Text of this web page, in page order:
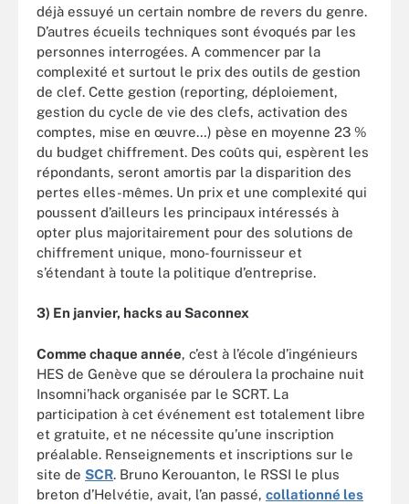
déjà essuyé un certain nombre de revers du genre.
D’autres écueils techniques sont évoqués par les
personnes interrogées. A commencer par la
complexité et surtout le prix des outils de gestion
de clef. Cette gestion (reporting, déploiement,
gestion du cycle de vie des clefs, activation des
comptes, mise en œuvre…) pèse en moyenne 23 %
du budget chiffrement. Des coûts qui, espèrent les
répondants, seront amortis par la disparition des
pertes elles-mêmes. Un prix et une complexité qui
poussent d’ailleurs les principaux intéressés à
opter plus majoritairement pour des solutions de
chiffrement unique, mono-fournisseur et
s’étendant à toute la politique d’entreprise.
3) En janvier, hacks au Saconnex
Comme chaque année, c’est à l’école d’ingénieurs
HES de Genève que se déroulera la prochaine nuit
Insomni’hack organisée par le SCRT. La
participation à cet événement est totalement libre
et gratuite, et ne nécessite qu’une inscription
préalable. Renseignements et inscriptions sur le
site de SCR. Bruno Kerouanton, le RSSI le plus
breton d’Helvétie, avait, l’an passé, collationné les